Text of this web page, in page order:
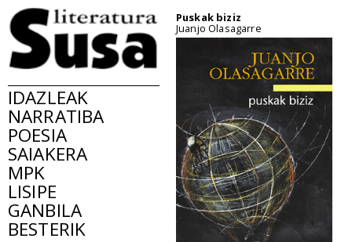
IDAZLEAK
NARRATIBA
POESIA
SAIAKERA
MPK
LISIPE
GANBILA
BESTERIK
Puskak biziz
Juanjo Olasagarre